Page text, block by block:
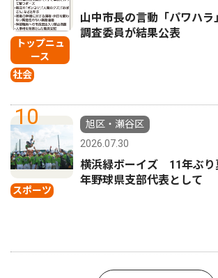
トップニュ
ース
社会
山中市長の言動「パワハ
調査委員が結果公表
10
スポーツ
旭区・瀬谷区
2026.07.30
横浜緑ボーイズ 11年ぶ
年野球県支部代表として